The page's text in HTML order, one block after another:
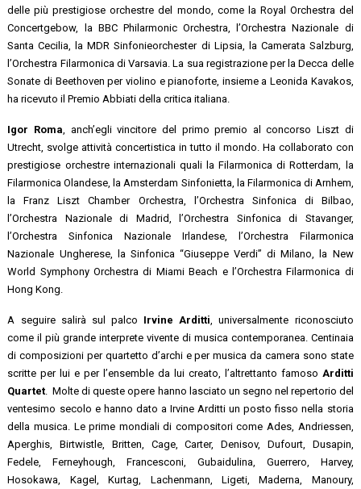
delle più prestigiose orchestre del mondo, come la Royal Orchestra del
Concertgebow, la BBC Philarmonic Orchestra, l’Orchestra Nazionale di
Santa Cecilia, la MDR Sinfonieorchester di Lipsia, la Camerata Salzburg,
l’Orchestra Filarmonica di Varsavia. La sua registrazione per la Decca delle
Sonate di Beethoven per violino e pianoforte, insieme a Leonida Kavakos,
ha ricevuto il Premio Abbiati della critica italiana.
Igor Roma , anch’egli vincitore del primo premio al concorso Liszt di
Utrecht, svolge attività concertistica in tutto il mondo. Ha collaborato con
prestigiose orchestre internazionali quali la Filarmonica di Rotterdam, la
Filarmonica Olandese, la Amsterdam Sinfonietta, la Filarmonica di Arnhem,
la Franz Liszt Chamber Orchestra, l’Orchestra Sinfonica di Bilbao,
l’Orchestra Nazionale di Madrid, l’Orchestra Sinfonica di Stavanger,
l’Orchestra Sinfonica Nazionale Irlandese, l’Orchestra Filarmonica
Nazionale Ungherese, la Sinfonica “Giuseppe Verdi” di Milano, la New
World Symphony Orchestra di Miami Beach e l’Orchestra Filarmonica di
Hong Kong.
A seguire salirà sul palco Irvine Arditti , universalmente riconosciuto
come il più grande interprete vivente di musica contemporanea. Centinaia
di composizioni per quartetto d’archi e per musica da camera sono state
scritte per lui e per l’ensemble da lui creato, l’altrettanto famoso Arditti
Quartet . Molte di queste opere hanno lasciato un segno nel repertorio del
ventesimo secolo e hanno dato a Irvine Arditti un posto fisso nella storia
della musica. Le prime mondiali di compositori come Ades, Andriessen,
Aperghis, Birtwistle, Britten, Cage, Carter, Denisov, Dufourt, Dusapin,
Fedele, Ferneyhough, Francesconi, Gubaidulina, Guerrero, Harvey,
Hosokawa, Kagel, Kurtag, Lachenmann, Ligeti, Maderna, Manoury,